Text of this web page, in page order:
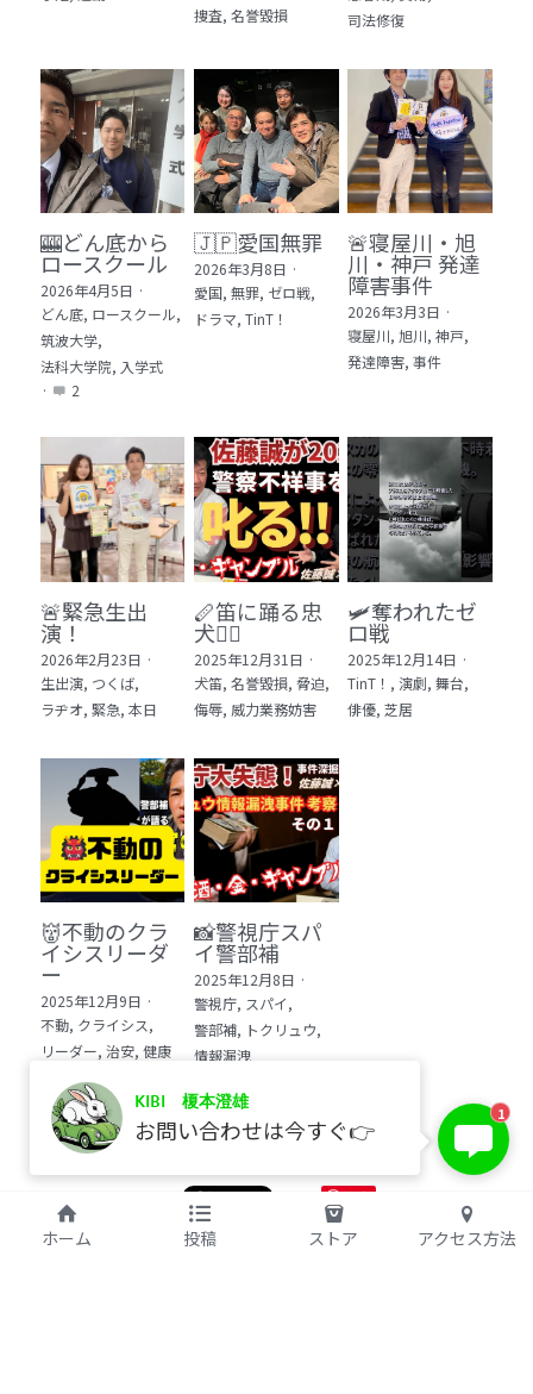
捜査, 名誉毀損
司法修復
🎰どん底から
ロースクール
2026年4月5日 ·
どん底, ロースクール,
筑波大学,
法科大学院, 入学式
·
2
🇯🇵愛国無罪
2026年3月8日 ·
愛国, 無罪, ゼロ戦,
ドラマ, TinT！
🚨寝屋川・旭
川・神戸 発達
障害事件
2026年3月3日 ·
寝屋川, 旭川, 神戸,
発達障害, 事件
🚨緊急生出
演！
2026年2月23日 ·
生出演, つくば,
ラヂオ, 緊急, 本日
🪈笛に踊る忠
犬🐕‍🦺
2025年12月31日 ·
犬笛, 名誉毀損, 脅迫,
侮辱, 威力業務妨害
🛩️奪われたゼ
ロ戦
2025年12月14日 ·
TinT！, 演劇, 舞台,
俳優, 芝居
👹不動のクラ
イシスリーダ
ー
2025年12月9日 ·
不動, クライシス,
リーダー, 治安, 健康
📸警視庁スパ
イ警部補
2025年12月8日 ·
警視庁, スパイ,
警部補, トクリュウ,
情報漏洩
保存
©2017 kibi inc.（株式会社 kibi）
ホーム 投稿 ストア アクセス方法
KIBI 榎本澄雄
お問い合わせは今すぐ👉
1